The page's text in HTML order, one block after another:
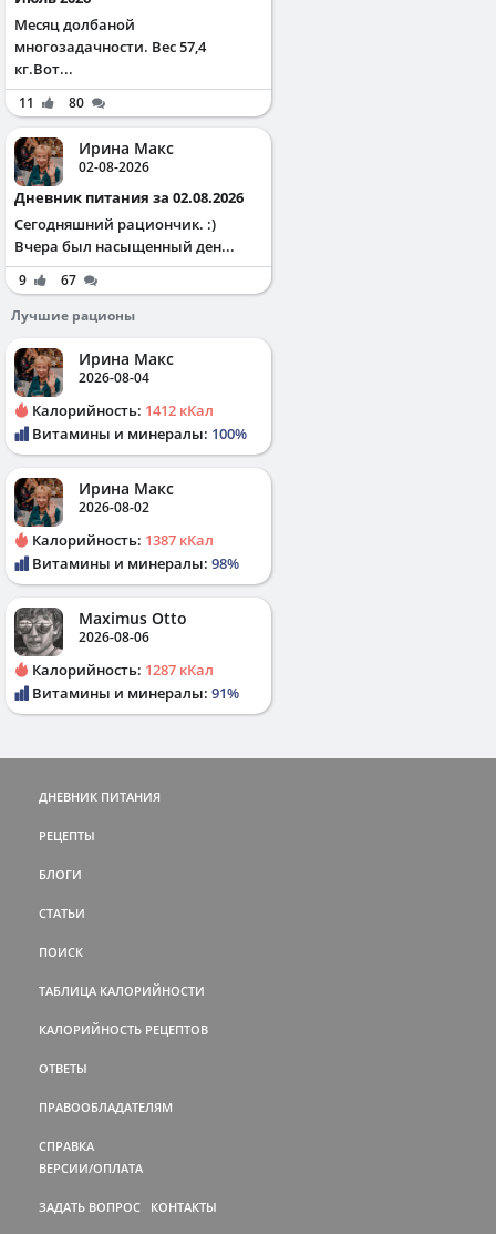
Месяц долбаной
многозадачности. Вес 57,4
кг.Вот...
11 80
Ирина Макс
02-08-2026
Дневник питания за 02.08.2026
Сегодняшний рациончик. :)
Вчера был насыщенный ден...
9
67
Лучшие рационы
Ирина Макс
2026-08-04
Калорийность: 1412 кКал
Витамины и минералы: 100%
Ирина Макс
2026-08-02
Калорийность: 1387 кКал
Витамины и минералы: 98%
Maximus Otto
2026-08-06
Калорийность: 1287 кКал
Витамины и минералы: 91%
ДНЕВНИК ПИТАНИЯ
РЕЦЕПТЫ
БЛОГИ
СТАТЬИ
ПОИСК
ТАБЛИЦА КАЛОРИЙНОСТИ
КАЛОРИЙНОСТЬ РЕЦЕПТОВ
ОТВЕТЫ
ПРАВООБЛАДАТЕЛЯМ
СПРАВКА
ВЕРСИИ/ОПЛАТА
ЗАДАТЬ ВОПРОС КОНТАКТЫ